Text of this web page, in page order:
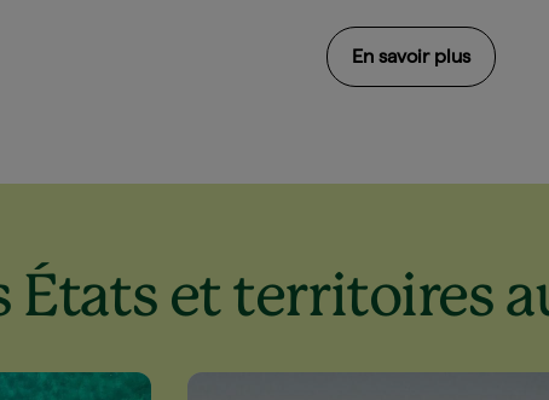
En savoir plus
États et territoires